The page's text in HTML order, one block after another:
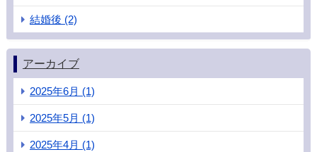
結婚後 (2)
アーカイブ
2025年6月 (1)
2025年5月 (1)
2025年4月 (1)